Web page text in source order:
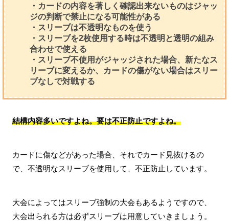
・カードの内容を著しく確認出来ないものはジャッ
ジの判断で禁止になる可能性がある
・スリーブは不透明なものを使う
・スリーブを2枚使用する時は不透明と透明の組み
合わせで使える
・スリーブ不使用がジャッジされた場合、新たなス
リーブに変えるか、カードの傷がない場合はスリー
ブなしで対戦する
結構内容多いですよね。要は不正防止ですよね。
カードに傷などがあった場合、それでカード見抜けるの
で、不透明なスリーブを使用して、不正防止しています。
大会によってはスリーブ強制の大会もあるようですので、
大会出られる方は必ずスリーブは用意していきましょう。